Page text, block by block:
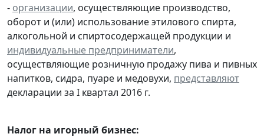
- организации, осуществляющие производство,
оборот и (или) использование этилового спирта,
алкогольной и спиртосодержащей продукции и
индивидуальные предприниматели,
осуществляющие розничную продажу пива и пивных
напитков, сидра, пуаре и медовухи, представляют
декларации за I квартал 2016 г.
Налог на игорный бизнес: